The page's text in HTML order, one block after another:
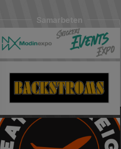
Samarbeten